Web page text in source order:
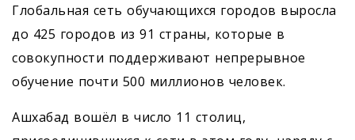
Глобальная сеть обучающихся городов выросла
до 425 городов из 91 страны, которые в
совокупности поддерживают непрерывное
обучение почти 500 миллионов человек.
Ашхабад вошёл в число 11 столиц,